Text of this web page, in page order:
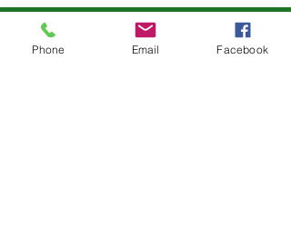
Phone Email Facebook